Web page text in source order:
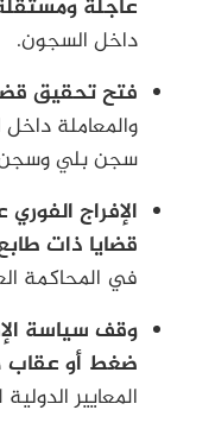
عاجلة
داخل السجون.
فتح تحقيق
والمعاملة
سجن بلي وسجن
الإفراج
قضايا ذات
في المحاكمة
وقف سياسة
ضغط أو عقاب
المعايير